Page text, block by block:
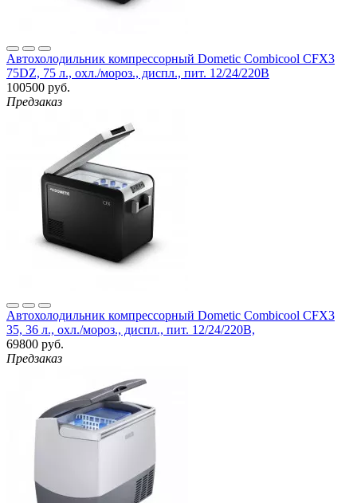
Автохолодильник компрессорный Dometic Combicool CFX3
75DZ, 75 л., охл./мороз., диспл., пит. 12/24/220В
100500 руб.
Предзаказ
Автохолодильник компрессорный Dometic Combicool CFX3
35, 36 л., охл./мороз., диспл., пит. 12/24/220B,
69800 руб.
Предзаказ